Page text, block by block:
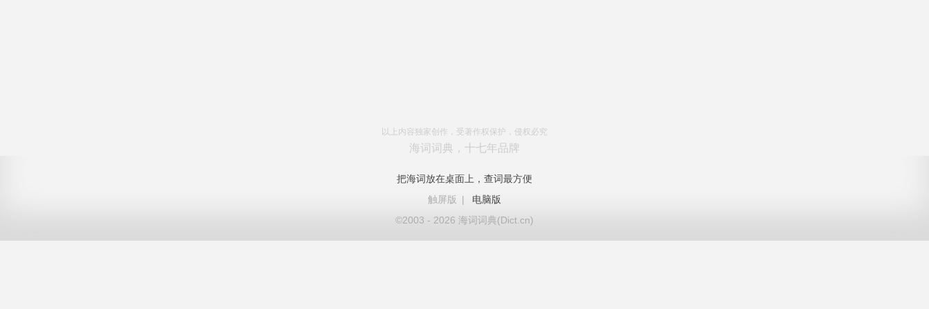
以上内容独家创作，受著作权保护，侵权必究
海词词典，十七年品牌
把海词放在桌面上，查词最方便
触屏版
|
电脑版
©2003 - 2026 海词词典(Dict.cn)